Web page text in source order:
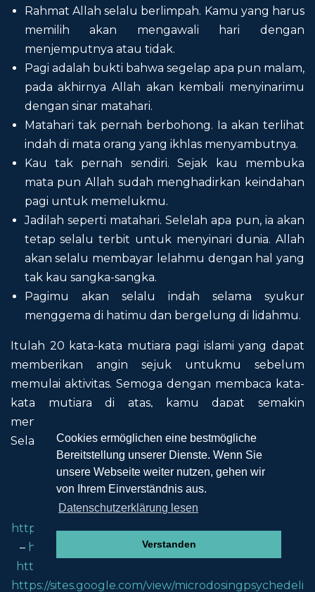
Cookies ermöglichen eine bestmögliche
Bereitstellung unserer Dienste. Wenn Sie
unsere Webseite weiter nutzen, gehen wir
von Ihrem Einverständnis aus.
Datenschutzerklärung lesen
Verstanden
Rahmat Allah selalu berlimpah. Kamu yang harus
memilih akan mengawali hari dengan
menjemputnya atau tidak.
Pagi adalah bukti bahwa segelap apa pun malam,
pada akhirnya Allah akan kembali menyinarimu
dengan sinar matahari.
Matahari tak pernah berbohong. Ia akan terlihat
indah di mata orang yang ikhlas menyambutnya.
Kau tak pernah sendiri. Sejak kau membuka
mata pun Allah sudah menghadirkan keindahan
pagi untuk memelukmu.
Jadilah seperti matahari. Selelah apa pun, ia akan
tetap selalu terbit untuk menyinari dunia. Allah
akan selalu membayar lelahmu dengan hal yang
tak kau sangka-sangka.
Pagimu akan selalu indah selama syukur
menggema di hatimu dan bergelung di lidahmu.
Itulah 20 kata-kata mutiara pagi islami yang dapat
memberikan angin sejuk untukmu sebelum
memulai aktivitas. Semoga dengan membaca kata-
kata mutiara di atas, kamu dapat semakin
menyadari kebesaran Tuhan Semesta Alam.
Selamat memulai hari dengan baik!
LIVETOTOBET–LIVETOTOBET–
https://wieohumla.survey.karnali.gov.np/
https://wieodailekh.survey.karnali.gov.np/
https://sites.google.com/view/braddockgrease/home
– https://sites.google.com/view/enigmaths/home
https://sites.google.com/view/donaldgrasse/home
https://sites.google.com/view/microdosingpsychedeli